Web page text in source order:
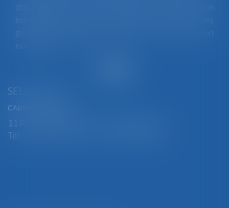
dollars) pour avoir enfreint les règles de l’Union
européenne visant à encadrer le pouvoir des
géants du numérique, a annoncé la Commission
européenne...
SELARL BGBJ
CABINET PRINCIPAL
11 Place Edmond Henry - 88000 ÉPINAL
Tél : 03 29 82 29 04 - Fax : 03 29 64 06 84